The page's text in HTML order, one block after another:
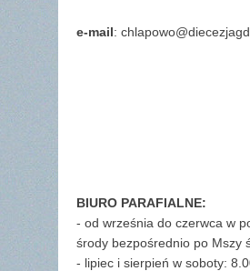
e-mail:
BIURO PARAFIALNE:
- od września do czerwca w
środy bezpośrednio po Mszy
- lipiec i sierpień w soboty: